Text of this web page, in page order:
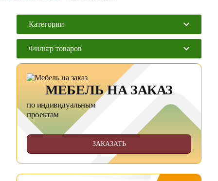
Категории
Фильтр товаров
МЕБЕЛЬ НА ЗАКАЗ
по индивидуальным
проектам
ЗАКАЗАТЬ